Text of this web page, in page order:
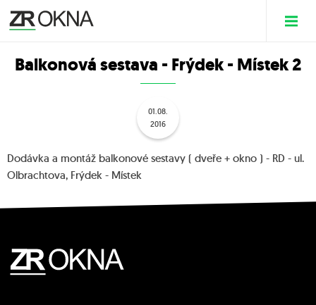
Balkonová sestava - Frýdek - Místek 2
01.08.
2016
Dodávka a montáž balkonové sestavy ( dveře + okno ) - RD - ul.
Olbrachtova, Frýdek - Místek